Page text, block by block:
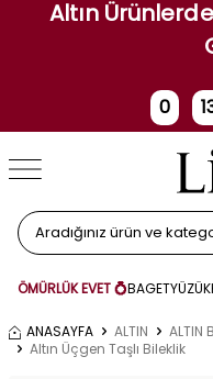
Altın
0
Gün
ÖMÜRLÜK EVET 💍BAGETYÜZÜK
ANASAYFA ALTIN ALTIN
Altın Üçgen Taşlı Bileklik